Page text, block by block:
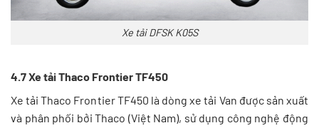
Xe tải DFSK K05S
4.7 Xe tải Thaco Frontier TF450
Xe tải Thaco Frontier TF450 là dòng xe tải Van được sản xuất
và phân phối bởi Thaco (Việt Nam), sử dụng công nghệ động